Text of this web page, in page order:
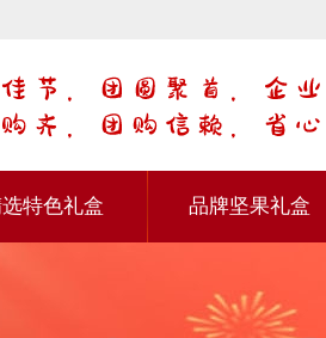
特色礼盒 品牌坚果礼盒